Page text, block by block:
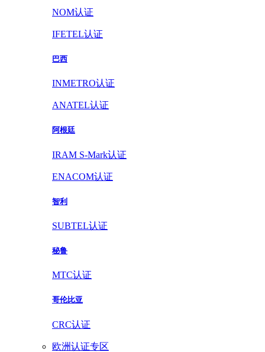
NOM认证
IFETEL认证
巴西
INMETRO认证
ANATEL认证
阿根廷
IRAM S-Mark认证
ENACOM认证
智利
SUBTEL认证
秘鲁
MTC认证
哥伦比亚
CRC认证
欧洲认证专区